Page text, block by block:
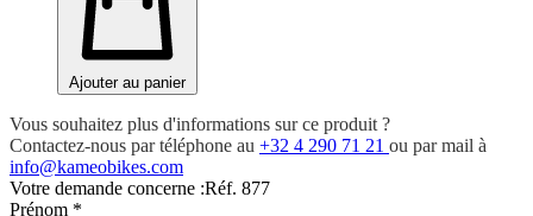
Ajouter au panier
Vous souhaitez plus d'informations sur ce produit ?
Contactez-nous par téléphone au +32 4 290 71 21 ou par mail à
info@kameobikes.com
Votre demande concerne :Réf. 877
Prénom *